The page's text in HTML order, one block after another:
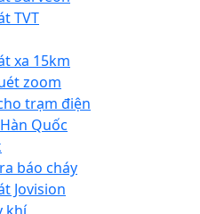
TVT
xa 15km
zoom
trạm điện
Quốc
báo cháy
Jovision